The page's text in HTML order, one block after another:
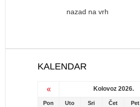
nazad na vrh
KALENDAR
« Kolovoz 2026.
Pon Uto Sri Čet Pet